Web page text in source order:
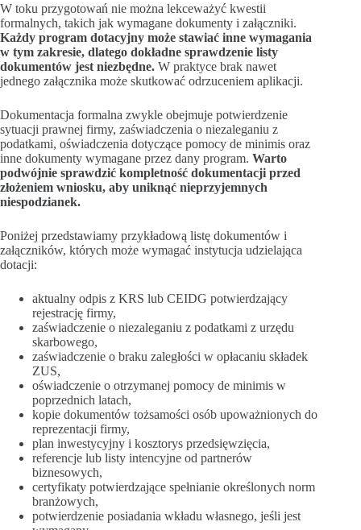
W toku przygotowań nie można lekceważyć kwestii
formalnych, takich jak wymagane dokumenty i załączniki.
Każdy program dotacyjny może stawiać inne wymagania
w tym zakresie, dlatego dokładne sprawdzenie listy
dokumentów jest niezbędne. W praktyce brak nawet
jednego załącznika może skutkować odrzuceniem aplikacji.
Dokumentacja formalna zwykle obejmuje potwierdzenie
sytuacji prawnej firmy, zaświadczenia o niezaleganiu z
podatkami, oświadczenia dotyczące pomocy de minimis oraz
inne dokumenty wymagane przez dany program. Warto
podwójnie sprawdzić kompletność dokumentacji przed
złożeniem wniosku, aby uniknąć nieprzyjemnych
niespodzianek.
Poniżej przedstawiamy przykładową listę dokumentów i
załączników, których może wymagać instytucja udzielająca
dotacji:
aktualny odpis z KRS lub CEIDG potwierdzający
rejestrację firmy,
zaświadczenie o niezaleganiu z podatkami z urzędu
skarbowego,
zaświadczenie o braku zaległości w opłacaniu składek
ZUS,
oświadczenie o otrzymanej pomocy de minimis w
poprzednich latach,
kopie dokumentów tożsamości osób upoważnionych do
reprezentacji firmy,
plan inwestycyjny i kosztorys przedsięwzięcia,
referencje lub listy intencyjne od partnerów
biznesowych,
certyfikaty potwierdzające spełnianie określonych norm
branżowych,
potwierdzenie posiadania wkładu własnego, jeśli jest